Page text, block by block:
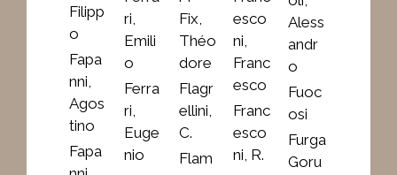
Filipp
o
Fapa
nni,
Agos
tino
Fapa
ri,
Emili
o
Ferra
ri,
Euge
nio
Fix,
Théo
dore
Flagr
ellini,
C.
Flam
esco
ni,
Franc
esco
Franc
esco
ni, R.
Aless
andr
o
Fuoc
osi
Furga
Goru